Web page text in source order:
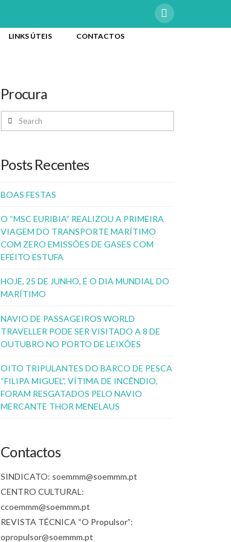
LINKS ÚTEIS CONTACTOS
Procura
Search
Posts Recentes
BOAS FESTAS
O “MSC EURIBIA” REALIZOU A PRIMEIRA
VIAGEM DO TRANSPORTE MARÍTIMO
COM ZERO EMISSÕES DE GASES COM
EFEITO ESTUFA
HOJE, 25 DE JUNHO, É O DIA MUNDIAL DO
MARÍTIMO
NAVIO DE PASSAGEIROS WORLD
TRAVELLER PODE SER VISITADO A 8 DE
OUTUBRO NO PORTO DE LEIXÕES
OITO TRIPULANTES DO BARCO DE PESCA
“FILIPA MIGUEL”, VÍTIMA DE INCÊNDIO,
FORAM RESGATADOS PELO NAVIO
MERCANTE THOR MENELAUS
Contactos
SINDICATO: soemmm@soemmm.pt
CENTRO CULTURAL:
ccoemmm@soemmm.pt
REVISTA TÉCNICA “O Propulsor”:
opropulsor@soemmm.pt